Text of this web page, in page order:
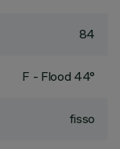
84
F - Flood 44°
fisso